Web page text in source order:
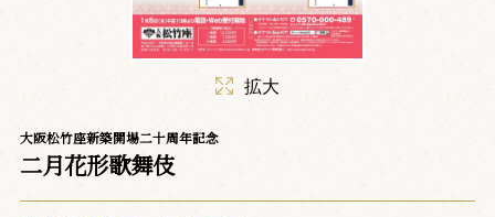
拡大
大阪松竹座新築開場二十周年記念
二月花形歌舞伎